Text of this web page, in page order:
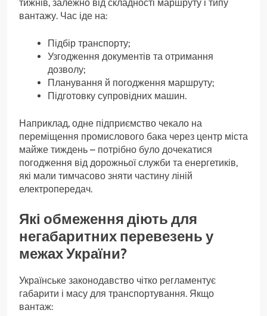
тижнів, залежно від складності маршруту і типу
вантажу. Час іде на:
Підбір транспорту;
Узгодження документів та отримання
дозволу;
Планування й погодження маршруту;
Підготовку супровідних машин.
Наприклад, одне підприємство чекало на
переміщення промислового бака через центр міста
майже тиждень – потрібно було дочекатися
погодження від дорожньої служби та енергетиків,
які мали тимчасово зняти частину ліній
електропередач.
Які обмеження діють для
негабаритних перевезень у
межах України?
Українське законодавство чітко регламентує
габарити і масу для транспортування. Якщо
вантаж: